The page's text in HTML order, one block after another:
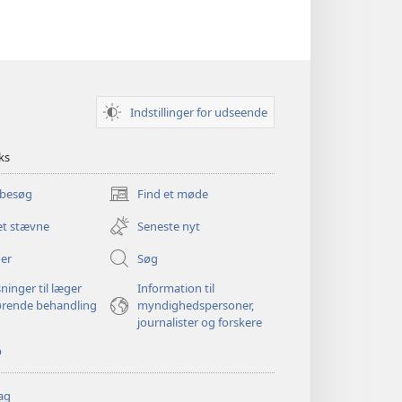
Indstillinger for udseende
Find et møde
(åbner
nyt
vindue)
stævne
Seneste nyt
Søg
til læger
behandling
Information til
myndighedspersoner,
journalister og forskere